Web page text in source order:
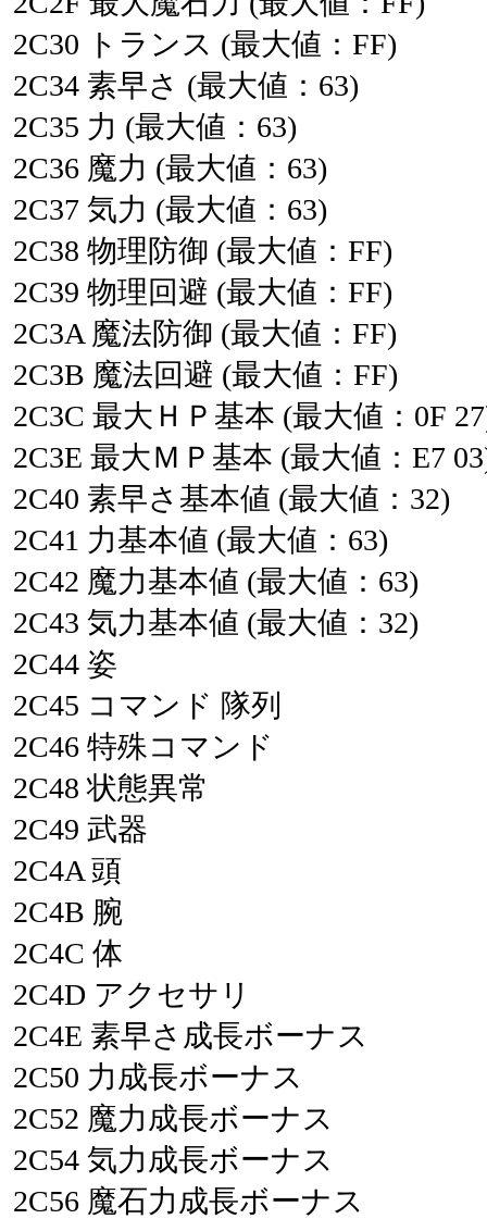
2C30 トランス (最大値：FF)
2C34 素早さ (最大値：63)
2C35 力 (最大値：63)
2C36 魔力 (最大値：63)
2C37 気力 (最大値：63)
2C38 物理防御 (最大値：FF)
2C39 物理回避 (最大値：FF)
2C3A 魔法防御 (最大値：FF)
2C3B 魔法回避 (最大値：FF)
2C3C 最大ＨＰ基本 (最大値：0F
2C3E 最大ＭＰ基本 (最大値：E7
2C40 素早さ基本値 (最大値：32)
2C41 力基本値 (最大値：63)
2C42 魔力基本値 (最大値：63)
2C43 気力基本値 (最大値：32)
2C44 姿
2C45 コマンド 隊列
2C46 特殊コマンド
2C48 状態異常
2C49 武器
2C4A 頭
2C4B 腕
2C4C 体
2C4D アクセサリ
2C4E 素早さ成長ボーナス
2C50 力成長ボーナス
2C52 魔力成長ボーナス
2C54 気力成長ボーナス
2C56 魔石力成長ボーナス